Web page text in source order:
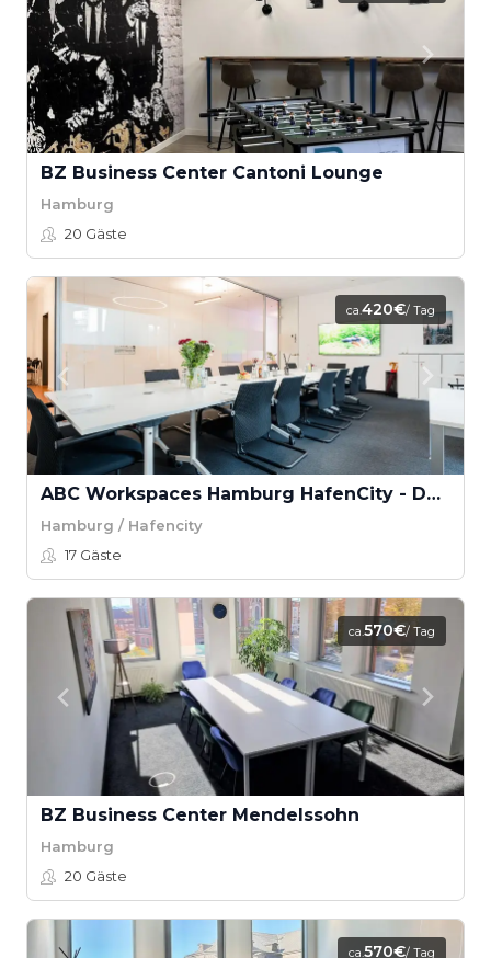
BZ Business Center Cantoni Lounge
Hamburg
20 Gäste
ca.420€/ Tag
ABC Workspaces Hamburg HafenCity - Dubai
Hamburg / Hafencity
17 Gäste
ca.570€/ Tag
BZ Business Center Mendelssohn
Hamburg
20 Gäste
ca.570€/ Tag